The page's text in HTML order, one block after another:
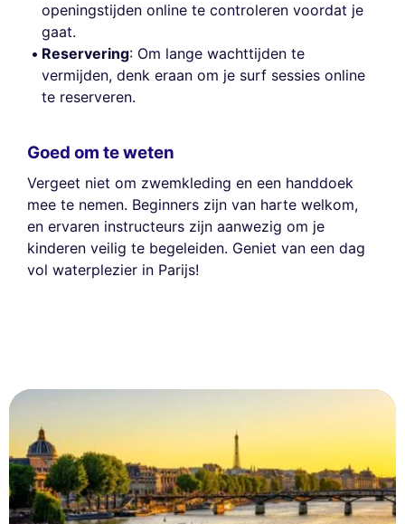
openingstijden online te controleren voordat je
gaat.
Reservering: Om lange wachttijden te
vermijden, denk eraan om je surf sessies online
te reserveren.
Goed om te weten
Vergeet niet om zwemkleding en een handdoek
mee te nemen. Beginners zijn van harte welkom,
en ervaren instructeurs zijn aanwezig om je
kinderen veilig te begeleiden. Geniet van een dag
vol waterplezier in Parijs!